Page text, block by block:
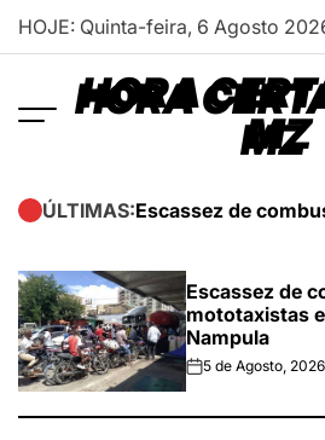
Skip
HOJE: Quinta-feira, 6 Agosto
HORA
MZ
ÚLTIMAS:Escassez de
Escassez de
mototaxistas
Nampula
on5 de Agosto, 2026